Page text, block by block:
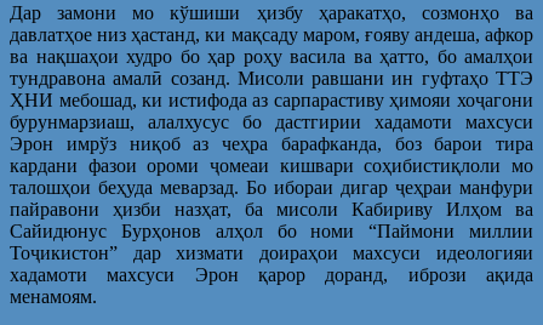
Дар замони мо кўшиши ҳизбу ҳаракатҳо, созмонҳо ва
давлатҳое низ ҳастанд, ки мақсаду маром, ғояву андеша, афкор
ва нақшаҳои худро бо ҳар роҳу васила ва ҳатто, бо амалҳои
тундравона амалӣ созанд. Мисоли равшани ин гуфтаҳо ТТЭ
ҲНИ мебошад, ки истифода аз сарпарастиву ҳимояи хоҷагони
бурунмарзиаш, алалхусус бо дастгирии хадамоти махсуси
Эрон имрўз ниқоб аз чеҳра барафканда, боз барои тира
кардани фазои ороми ҷомеаи кишвари соҳибистиқлоли мо
талошҳои беҳуда меварзад. Бо ибораи дигар ҷеҳраи манфури
пайравони ҳизби назҳат, ба мисоли Кабириву Илҳом ва
Сайидюнус Бурҳонов алҳол бо номи “Паймони миллии
Тоҷикистон” дар хизмати доираҳои махсуси идеологияи
хадамоти махсуси Эрон қарор доранд, ибрози ақида
менамоям.